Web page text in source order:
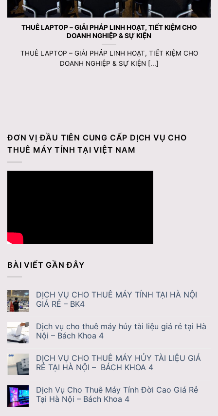
THUÊ LAPTOP – GIẢI PHÁP LINH HOẠT, TIẾT KIỆM CHO
DOANH NGHIỆP & SỰ KIỆN
THUÊ LAPTOP – GIẢI PHÁP LINH HOẠT, TIẾT KIỆM CHO
DOANH NGHIỆP & SỰ KIỆN [...]
ĐƠN VỊ ĐẦU TIÊN CUNG CẤP DỊCH VỤ CHO
THUÊ MÁY TÍNH TẠI VIỆT NAM
BÀI VIẾT GẦN ĐÂY
DỊCH VỤ CHO THUÊ MÁY TÍNH TẠI HÀ NỘI
GIÁ RẺ – BK4
Dịch vụ cho thuê máy hủy tài liệu giá rẻ tại Hà
Nội – Bách Khoa 4
DỊCH VỤ CHO THUÊ MÁY HỦY TÀI LIỆU GIÁ
RẺ TẠI HÀ NỘI – BÁCH KHOA 4
Dịch Vụ Cho Thuê Máy Tính Đời Cao Giá Rẻ
Tại Hà Nội – Bách Khoa 4